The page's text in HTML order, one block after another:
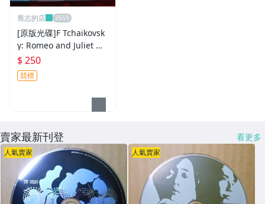
喬志的店
[原版光碟]F Tchaikovsk
y: Romeo and Juliet M
ADE IN GERMANY
$ 250
競標
賣家最新刊登 看更多
人氣賣家 人氣賣家